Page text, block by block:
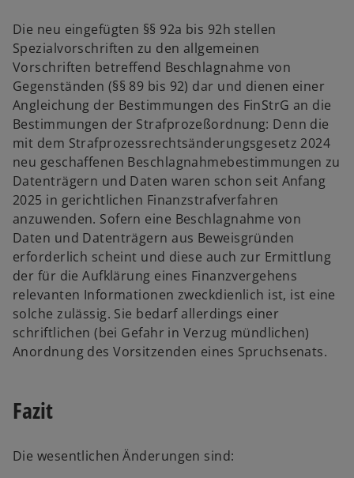
Die neu eingefügten §§ 92a bis 92h stellen
Spezialvorschriften zu den allgemeinen
Vorschriften betreffend Beschlagnahme von
Gegenständen (§§ 89 bis 92) dar und dienen einer
Angleichung der Bestimmungen des FinStrG an die
Bestimmungen der Strafprozeßordnung: Denn die
mit dem Strafprozessrechtsänderungsgesetz 2024
neu geschaffenen Beschlagnahmebestimmungen zu
Datenträgern und Daten waren schon seit Anfang
2025 in gerichtlichen Finanzstrafverfahren
anzuwenden. Sofern eine Beschlagnahme von
Daten und Datenträgern aus Beweisgründen
erforderlich scheint und diese auch zur Ermittlung
der für die Aufklärung eines Finanzvergehens
relevanten Informationen zweckdienlich ist, ist eine
solche zulässig. Sie bedarf allerdings einer
schriftlichen (bei Gefahr in Verzug mündlichen)
Anordnung des Vorsitzenden eines Spruchsenats.
Fazit
Die wesentlichen Änderungen sind: